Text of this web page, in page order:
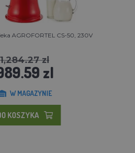
AGROFORTEL CS-50, 230V
1,284.27 zl
zl
W MAGAZYNIE
KOSZYKA